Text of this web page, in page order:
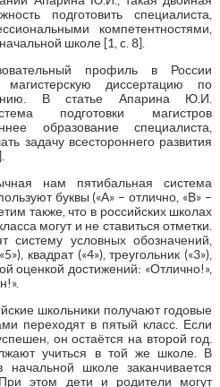
подготовить специалиста,
компетентностями,
школе [1, c. 8].
профиль в России
диссертацию по
В статье Апарина Ю.И.
подготовки магистров
образование специалиста,
задачу всестороннего развития
нам пятибальная система
буквы («А» – отлично, «В» –
также, что в российских школах
могут и не ставиться отметки.
систему условных обозначений,
квадрат («4»), треугольник («3»),
оценкой достижений: «Отлично!»,
школьники получают годовые
переходят в пятый класс. Если
он остаётся на второй год.
учиться в той же школе. В
начальной школе заканчивается
этом дети и родители могут